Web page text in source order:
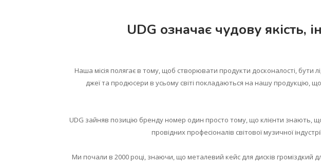
UDG означає чудову якість,
Наша місія полягає в тому, щоб створювати продукти досконалості, бути
джеї та продюсери в усьому світі покладаються на нашу продукцію,
UDG зайняв позицію бренду номер один просто тому, що клієнти знають,
провідних професіоналів світової музичної
Ми почали в 2000 році, знаючи, що металевий кейс для дисків громіздкий